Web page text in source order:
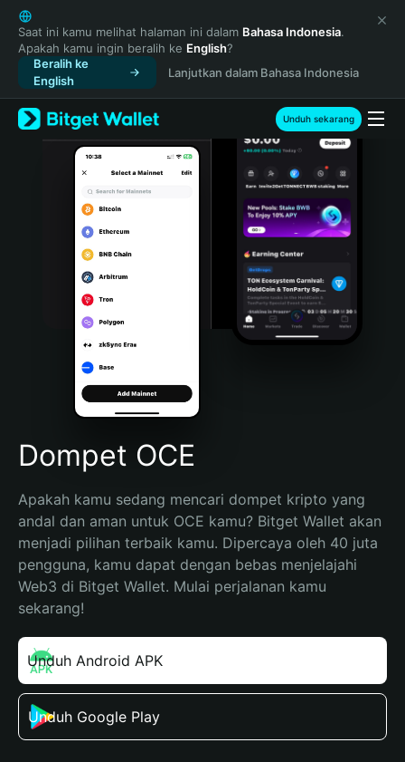
English
日本語
Tiếng Việt
Русский
Español (Latinoamérica)
Türkçe
Italiano
Português (Portugal)
Bahasa Indonesia
Português (Brasil)
Español (Argentina)
Saat ini kamu melihat halaman ini dalam Bahasa Indonesia.
Apakah kamu ingin beralih ke English?
Beralih ke
English
Lanjutkan dalam Bahasa Indonesia
Unduh sekarang
Dompet OCE
Apakah kamu sedang mencari dompet kripto yang
andal dan aman untuk OCE kamu? Bitget Wallet akan
menjadi pilihan terbaik kamu. Dipercaya oleh 40 juta
pengguna, kamu dapat dengan bebas menjelajahi
Web3 di Bitget Wallet. Mulai perjalanan kamu
sekarang!
Unduh Android APK
Unduh Google Play